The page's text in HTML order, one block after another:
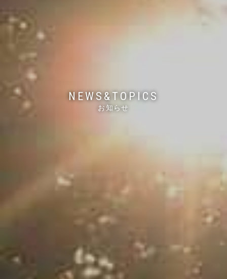
NEWS&TOPICS
お知らせ